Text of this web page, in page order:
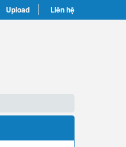
Upload Liên hệ